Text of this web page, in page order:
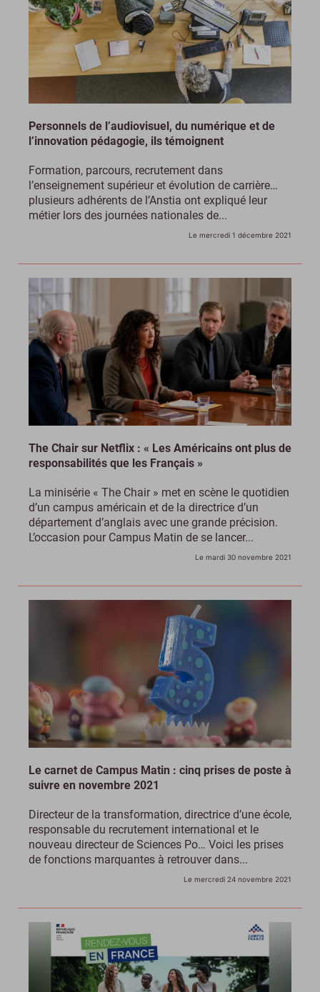
Personnels de l’audiovisuel, du numérique et de
l’innovation pédagogie, ils témoignent
Formation, parcours, recrutement dans
l’enseignement supérieur et évolution de carrière…
plusieurs adhérents de l’Anstia ont expliqué leur
métier lors des journées nationales de...
Le mercredi 1 décembre 2021
The Chair sur Netflix : « Les Américains ont plus de
responsabilités que les Français »
La minisérie « The Chair » met en scène le quotidien
d’un campus américain et de la directrice d’un
département d’anglais avec une grande précision.
L’occasion pour Campus Matin de se lancer...
Le mardi 30 novembre 2021
Le carnet de Campus Matin : cinq prises de poste à
suivre en novembre 2021
Directeur de la transformation, directrice d’une école,
responsable du recrutement international et le
nouveau directeur de Sciences Po… Voici les prises
de fonctions marquantes à retrouver dans...
Le mercredi 24 novembre 2021